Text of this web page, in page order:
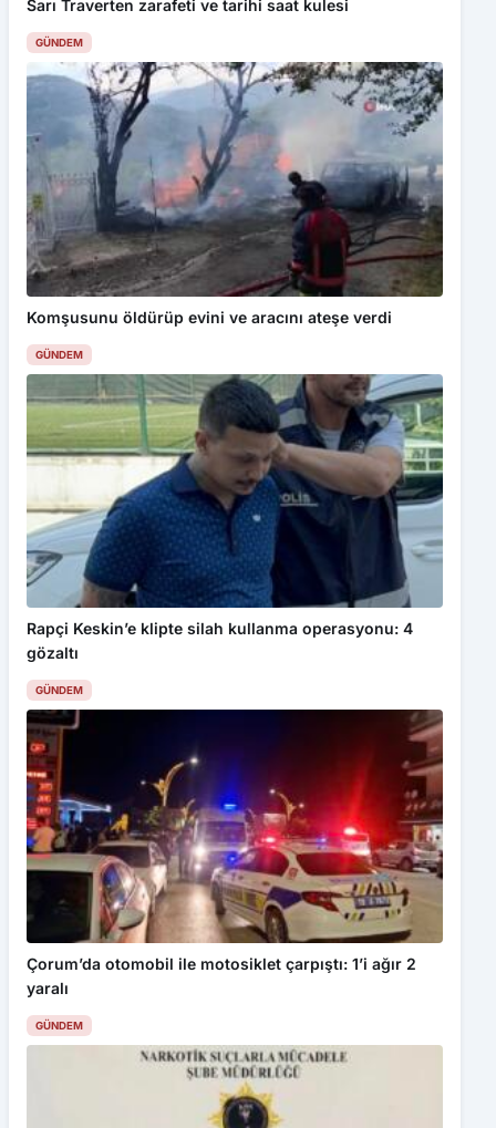
Sarı Traverten zarafeti ve tarihi saat kulesi
GÜNDEM
Komşusunu öldürüp evini ve aracını ateşe verdi
GÜNDEM
Rapçi Keskin’e klipte silah kullanma operasyonu: 4
gözaltı
GÜNDEM
Çorum’da otomobil ile motosiklet çarpıştı: 1’i ağır 2
yaralı
GÜNDEM